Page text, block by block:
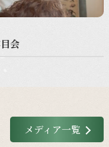
会
メディア一覧